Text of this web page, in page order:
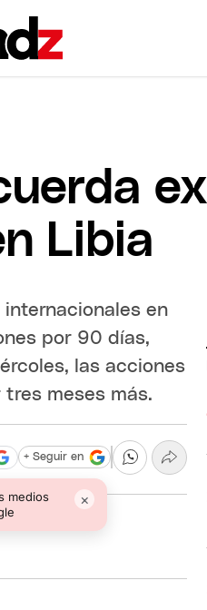
Libia
en
por 90 días,
las acciones
meses más.
medios
×
+ Seguir en